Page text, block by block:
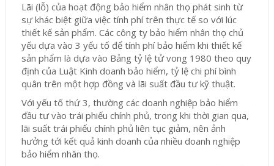
Lãi (lỗ) của hoạt động bảo hiểm nhân thọ phát sinh từ
sự khác biệt giữa việc tính phí trên thực tế so với lúc
thiết kế sản phẩm. Các công ty bảo hiểm nhân thọ chủ
yếu dựa vào 3 yếu tố để tính phí bảo hiểm khi thiết kế
sản phẩm là dựa vào Bảng tỷ lệ tử vong 1980 theo quy
định của Luật Kinh doanh bảo hiểm, tỷ lệ chi phí bình
quân trên một hợp đồng và lãi suất đầu tư kỹ thuật.
Với yếu tố thứ 3, thường các doanh nghiệp bảo hiểm
đầu tư vào trái phiếu chính phủ, trong khi thời gian qua,
lãi suất trái phiếu chính phủ liên tục giảm, nên ảnh
hưởng tới kết quả kinh doanh của nhiều doanh nghiệp
bảo hiểm nhân thọ.